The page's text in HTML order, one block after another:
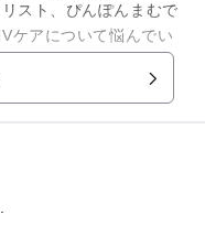
スト、ぴんぽんまむで
らなくってもいいの